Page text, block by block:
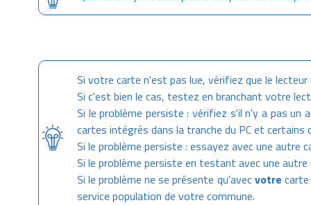
Si votre carte n'est pas lue, vérifiez que le
Si c'est bien le cas, testez en branchant votre
Si le problème persiste : vérifiez s'il n'y a pas un
cartes intégrés dans la tranche du PC et
Si le problème persiste : essayez avec une
Si le problème persiste en testant avec une
Si le problème ne se présente qu'avecvotre
service population de votre commune.